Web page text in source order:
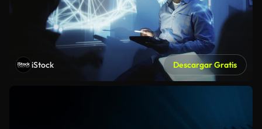
iStock Descargar Gratis